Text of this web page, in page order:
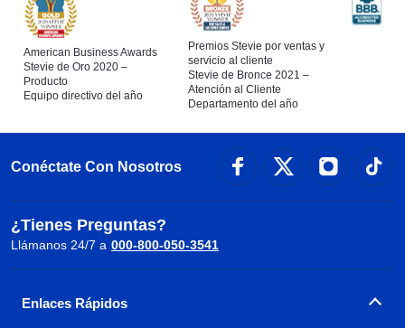
American Business Awards
Stevie de Oro 2020 –
Producto
Equipo directivo del año
Premios Stevie por ventas y
servicio al cliente
Stevie de Bronce 2021 –
Atención al Cliente
Departamento del año
Conéctate Con Nosotros
¿Tienes Preguntas?
Llámanos 24/7 a 000-800-050-3541
Enlaces Rápidos